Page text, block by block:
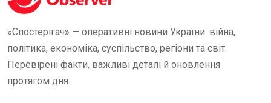
«Спостерігач» — оперативні новини України: війна,
політика, економіка, суспільство, регіони та світ.
Перевірені факти, важливі деталі й оновлення
протягом дня.